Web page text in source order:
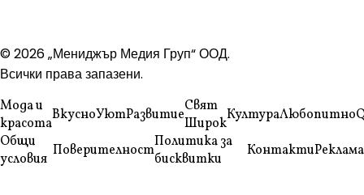
© 2026 „Мениджър Медия Груп“ ООД.
Всички права запазени.
Мода и
красотаВкусноУютРазвитиеСвят
ШирокКултураЛюбопитно
Общи
условия ПоверителностПолитика за
бисквитки
КонтактиРеклама